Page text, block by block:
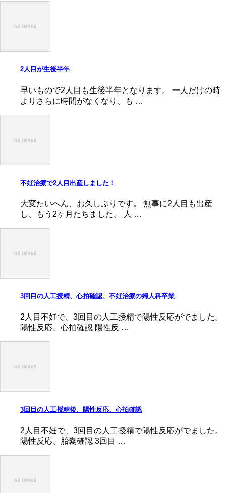
2人目が生後半年
早いもので2人目も生後半年となります。 一人だけの時
よりさらに時間がなくなり、も …
不妊治療で2人目出産しました！
大変たいへん、お久しぶりです。 無事に2人目も出産
し、もう2ヶ月たちました。 人 …
3回目の人工授精、心拍確認、不妊治療の婦人科卒業
2人目不妊で、3回目の人工授精で陽性反応がでました。
陽性反応、心拍確認 陽性反 …
3回目の人工授精後、陽性反応、心拍確認
2人目不妊で、3回目の人工授精で陽性反応がでました。
陽性反応、胎嚢確認 3回目 …